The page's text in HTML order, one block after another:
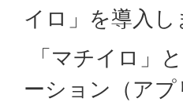
イロ」を導入し
「マチイロ」
ーション（ア